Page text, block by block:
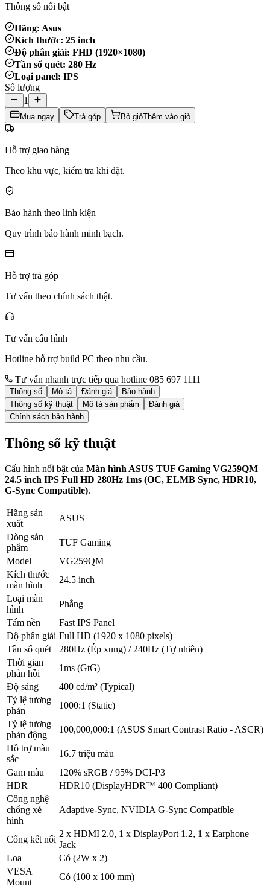
Thông số nổi bật
Hãng: Asus
Kích thước: 25 inch
Độ phân giải: FHD (1920×1080)
Tần số quét: 280 Hz
Loại panel: IPS
Số lượng
1
Mua ngay Trả góp Bỏ giỏThêm vào giỏ
Hỗ trợ giao hàng
Theo khu vực, kiểm tra khi đặt.
Bảo hành theo linh kiện
Quy trình bảo hành minh bạch.
Hỗ trợ trả góp
Tư vấn theo chính sách thật.
Tư vấn cấu hình
Hotline hỗ trợ build PC theo nhu cầu.
Tư vấn nhanh trực tiếp qua hotline 085 697 1111
Thông số Mô tả Đánh giá
Bảo hành
Thông số kỹ thuật
Mô tả sản phẩm
Đánh giá
Chính sách bảo hành
Thông số kỹ thuật
Cấu hình nổi bật của Màn hình ASUS TUF Gaming VG259QM
24.5 inch IPS Full HD 280Hz 1ms (OC, ELMB Sync, HDR10,
G-Sync Compatible).
Hãng sản
xuất
ASUS
Dòng sản
phẩm
TUF Gaming
Model
VG259QM
Kích thước
màn hình
24.5 inch
Loại màn
hình
Phẳng
Tấm nền
Fast IPS Panel
Độ phân giải Full HD (1920 x 1080 pixels)
Tần số quét
280Hz (Ép xung) / 240Hz (Tự nhiên)
Thời gian
phản hồi
1ms (GtG)
Độ sáng
400 cd/m² (Typical)
Tỷ lệ tương
phản
1000:1 (Static)
Tỷ lệ tương
phản động
100,000,000:1 (ASUS Smart Contrast Ratio - ASCR)
Hỗ trợ màu
sắc
16.7 triệu màu
Gam màu
120% sRGB / 95% DCI-P3
HDR
HDR10 (DisplayHDR™ 400 Compliant)
Công nghệ
chống xé
hình
Adaptive-Sync, NVIDIA G-Sync Compatible
Cổng kết nối
2 x HDMI 2.0, 1 x DisplayPort 1.2, 1 x Earphone
Jack
Loa
Có (2W x 2)
VESA
Mount
Có (100 x 100 mm)